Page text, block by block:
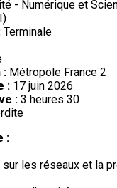
- Numérique et
Terminale
: Métropole France 2
: 17 juin 2026
: 3 heures 30
:
les réseaux et la